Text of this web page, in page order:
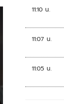
11:10 น.
11:07 น.
11:05 น.